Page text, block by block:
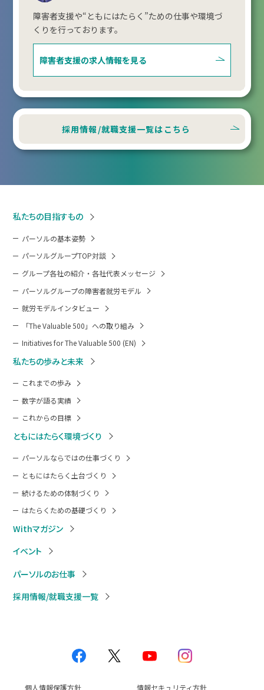
障害者支援や“ともにはたらく”ための仕事や環境づ
くりを行っております。
障害者支援の求人情報を見る
採用情報/就職支援一覧はこちら
私たちの目指すもの
パーソルの基本姿勢
パーソルグループTOP対談
グループ各社の紹介・各社代表メッセージ
パーソルグループの障害者就労モデル
就労モデルインタビュー
「The Valuable 500」への取り組み
Initiatives for The Valuable 500 (EN)
私たちの歩みと未来
これまでの歩み
数字が語る実績
これからの目標
ともにはたらく環境づくり
パーソルならではの仕事づくり
ともにはたらく土台づくり
続けるための体制づくり
はたらくための基礎づくり
Withマガジン
イベント
パーソルのお仕事
採用情報/就職支援一覧
個人情報保護方針 情報セキュリティ方針